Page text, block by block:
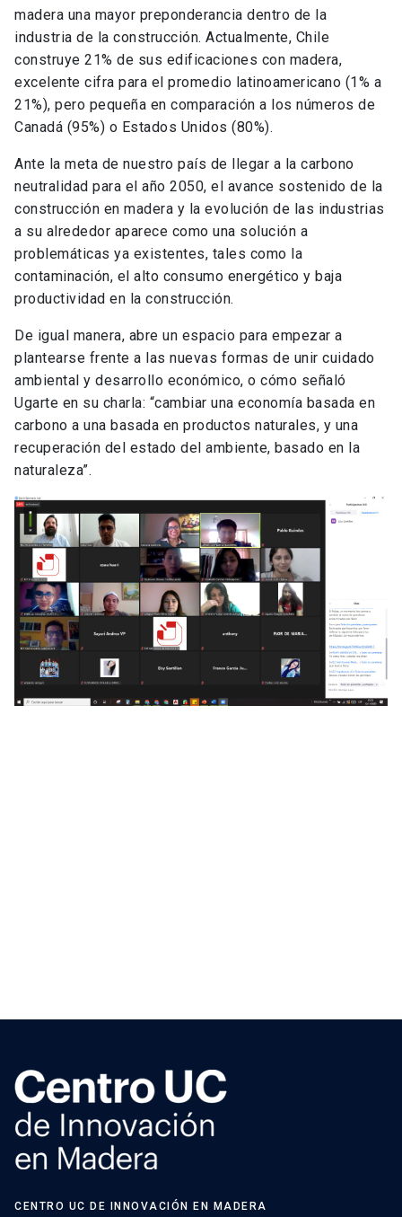
madera una mayor preponderancia dentro de la
industria de la construcción. Actualmente, Chile
construye 21% de sus edificaciones con madera,
excelente cifra para el promedio latinoamericano (1% a
21%), pero pequeña en comparación a los números de
Canadá (95%) o Estados Unidos (80%).
Ante la meta de nuestro país de llegar a la carbono
neutralidad para el año 2050, el avance sostenido de la
construcción en madera y la evolución de las industrias
a su alrededor aparece como una solución a
problemáticas ya existentes, tales como la
contaminación, el alto consumo energético y baja
productividad en la construcción.
De igual manera, abre un espacio para empezar a
plantearse frente a las nuevas formas de unir cuidado
ambiental y desarrollo económico, o cómo señaló
Ugarte en su charla: “cambiar una economía basada en
carbono a una basada en productos naturales, y una
recuperación del estado del ambiente, basado en la
naturaleza”.
CENTRO UC DE INNOVACIÓN EN MADERA